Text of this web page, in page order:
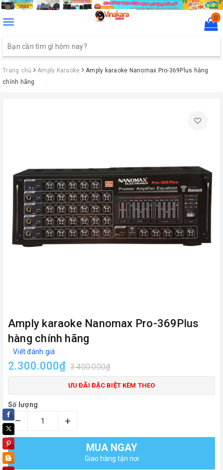
Toggle
0
Trang chủ Amply Karaoke
Amply karaoke Nanomax Pro-369Plus hàng
chính hãng
Amply karaoke Nanomax Pro-369Plus
hàng chính hãng
Viết đánh giá
2.300.000₫ 3.400.000₫
ƯU ĐÃI ĐẶC BIỆT KÈM THEO
Số lượng
– +
MUA NGAY
Giao hàng tận nơi